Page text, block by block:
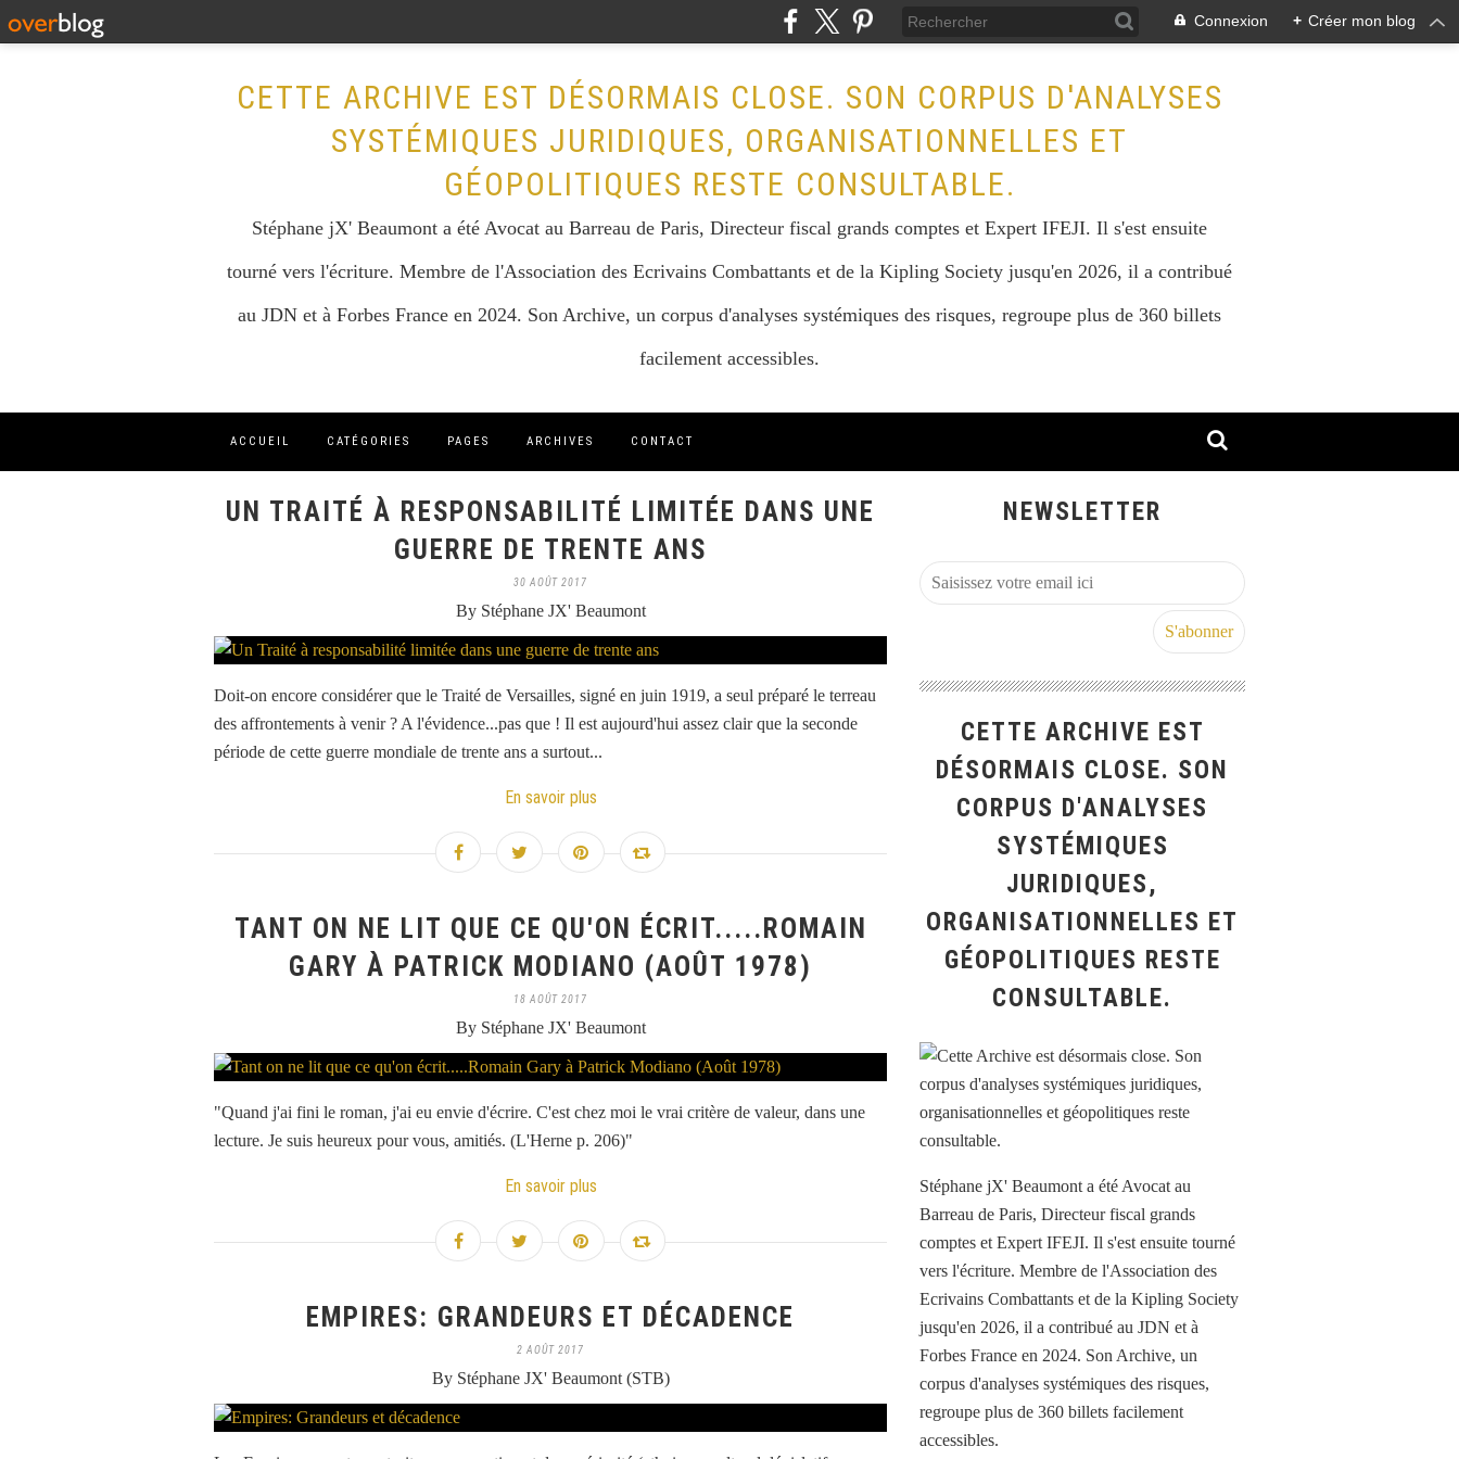
Connexion + Créer mon blog
CETTE ARCHIVE EST DÉSORMAIS CLOSE. SON CORPUS D'ANALYSES
SYSTÉMIQUES JURIDIQUES, ORGANISATIONNELLES ET
GÉOPOLITIQUES RESTE CONSULTABLE.
Stéphane jX' Beaumont a été Avocat au Barreau de Paris, Directeur fiscal grands comptes et Expert IFEJI. Il s'est ensuite
tourné vers l'écriture. Membre de l'Association des Ecrivains Combattants et de la Kipling Society jusqu'en 2026, il a contribué
au JDN et à Forbes France en 2024. Son Archive, un corpus d'analyses systémiques des risques, regroupe plus de 360 billets
facilement accessibles.
ACCUEIL CATÉGORIES PAGES ARCHIVES CONTACT
UN TRAITÉ À RESPONSABILITÉ LIMITÉE DANS UNE
GUERRE DE TRENTE ANS
30 AOÛT 2017
By Stéphane JX' Beaumont
Doit-on encore considérer que le Traité de Versailles, signé en juin 1919, a seul préparé le terreau
des affrontements à venir ? A l'évidence...pas que ! Il est aujourd'hui assez clair que la seconde
période de cette guerre mondiale de trente ans a surtout...
En savoir plus
TANT ON NE LIT QUE CE QU'ON ÉCRIT.....ROMAIN
GARY À PATRICK MODIANO (AOÛT 1978)
18 AOÛT 2017
By Stéphane JX' Beaumont
"Quand j'ai fini le roman, j'ai eu envie d'écrire. C'est chez moi le vrai critère de valeur, dans une
lecture. Je suis heureux pour vous, amitiés. (L'Herne p. 206)"
En savoir plus
EMPIRES: GRANDEURS ET DÉCADENCE
2 AOÛT 2017
By Stéphane JX' Beaumont (STB)
NEWSLETTER
CETTE ARCHIVE EST
DÉSORMAIS CLOSE. SON
CORPUS D'ANALYSES
SYSTÉMIQUES
JURIDIQUES,
ORGANISATIONNELLES ET
GÉOPOLITIQUES RESTE
CONSULTABLE.
Stéphane jX' Beaumont a été Avocat au
Barreau de Paris, Directeur fiscal grands
comptes et Expert IFEJI. Il s'est ensuite tourné
vers l'écriture. Membre de l'Association des
Ecrivains Combattants et de la Kipling Society
jusqu'en 2026, il a contribué au JDN et à
Forbes France en 2024. Son Archive, un
corpus d'analyses systémiques des risques,
regroupe plus de 360 billets facilement
accessibles.